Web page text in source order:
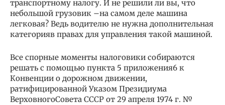
транспортному налогу. И не решили ли вы, что
небольшой грузовик –на самом деле машина
легковая? Ведь водителю не нужна дополнительная
категорияв правах для управления такой машиной.
Все спорные моменты налоговики собираются
решать с помощью пункта 5 приложения6 к
Конвенции о дорожном движении,
ратифицированной Указом Президиума
ВерховногоСовета СССР от 29 апреля 1974 г. №